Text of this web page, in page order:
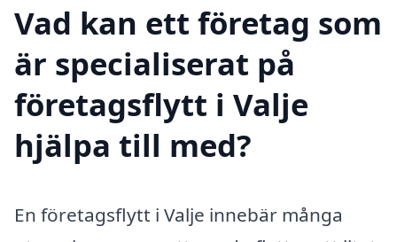
Vad kan ett företag som
är specialiserat på
företagsflytt i Valje
hjälpa till med?
En företagsflytt i Valje innebär många